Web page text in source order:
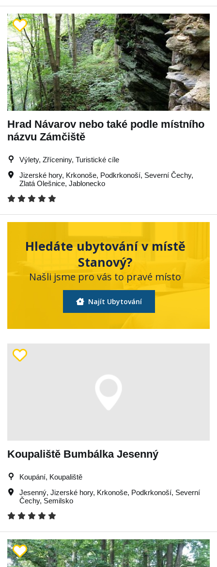
Hrad Návarov nebo také podle místního
názvu Zámčiště
Výlety, Zříceniny, Turistické cíle
Jizerské hory, Krkonoše, Podkrkonoší, Severní Čechy,
Zlatá Olešnice, Jablonecko
Hledáte ubytování v místě
Stanový?
Našli jsme pro vás to pravé místo
Najít Ubytování
Koupaliště Bumbálka Jesenný
Koupání, Koupaliště
Jesenný, Jizerské hory, Krkonoše, Podkrkonoší, Severní
Čechy, Semilsko